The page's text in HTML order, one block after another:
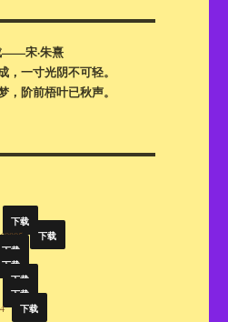
——宋·朱熹
，一寸光阴不可轻。
，阶前梧叶已秋声。
下载
下载
下载
下载
下载
下载
下载